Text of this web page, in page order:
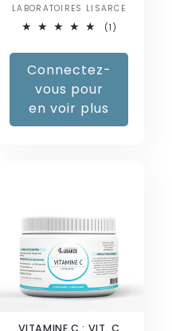
Fournisseur :
LABORATOIRES LISARCE
(1)
Connectez-
vous pour
en voir plus
VITAMINE C : VIT. C